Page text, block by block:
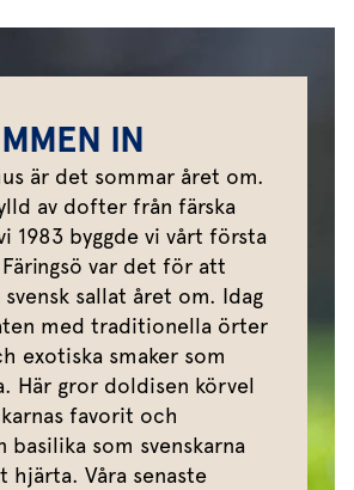
IN
är det sommar året om.
av dofter från färska
1983 byggde vi vårt första
var det för att
sallat året om. Idag
med traditionella örter
exotiska smaker som
Här gror doldisen körvel
favorit och
basilika som svenskarna
Våra senaste